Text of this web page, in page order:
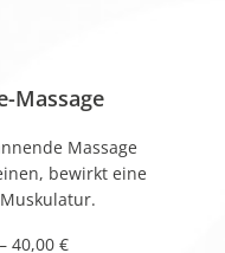
Massage
Massage
bewirkt eine
40,00 €